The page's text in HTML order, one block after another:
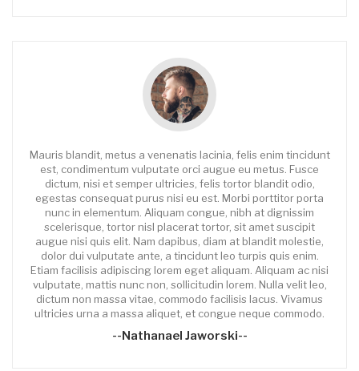
Mauris blandit, metus a venenatis lacinia, felis enim tincidunt
est, condimentum vulputate orci augue eu metus. Fusce
dictum, nisi et semper ultricies, felis tortor blandit odio,
egestas consequat purus nisi eu est. Morbi porttitor porta
nunc in elementum. Aliquam congue, nibh at dignissim
scelerisque, tortor nisl placerat tortor, sit amet suscipit
augue nisi quis elit. Nam dapibus, diam at blandit molestie,
dolor dui vulputate ante, a tincidunt leo turpis quis enim.
Etiam facilisis adipiscing lorem eget aliquam. Aliquam ac nisi
vulputate, mattis nunc non, sollicitudin lorem. Nulla velit leo,
dictum non massa vitae, commodo facilisis lacus. Vivamus
ultricies urna a massa aliquet, et congue neque commodo.
--Nathanael Jaworski--